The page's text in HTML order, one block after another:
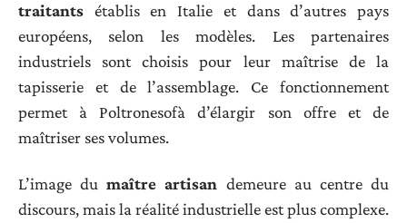
traitants établis en Italie et dans d’autres pays
européens, selon les modèles. Les partenaires
industriels sont choisis pour leur maîtrise de la
tapisserie et de l’assemblage. Ce fonctionnement
permet à Poltronesofà d’élargir son offre et de
maîtriser ses volumes.
L’image dumaître artisan demeure au centre du
discours, mais la réalité industrielle est plus complexe.